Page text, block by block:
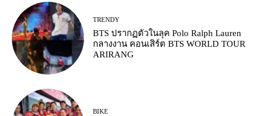
TRENDY
BTS ปรากฏตัวในลุค Polo Ralph Lauren
กลางงาน คอนเสิร์ต BTS WORLD TOUR
ARIRANG
BIKE